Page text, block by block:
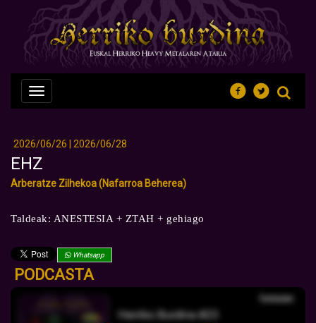
Nabegazioa
ireki
2026/06/26 | 2026/06/28
EHZ
Arberatze Zilhekoa (Nafarroa Beherea)
Taldeak: ANESTESIA + ZTAH + gehiago
Whatsapp
PODCASTA